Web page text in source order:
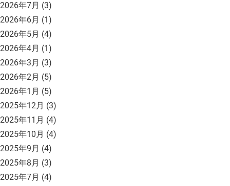
2026年7月 (3)
2026年6月 (1)
2026年5月 (4)
2026年4月 (1)
2026年3月 (3)
2026年2月 (5)
2026年1月 (5)
2025年12月 (3)
2025年11月 (4)
2025年10月 (4)
2025年9月 (4)
2025年8月 (3)
2025年7月 (4)